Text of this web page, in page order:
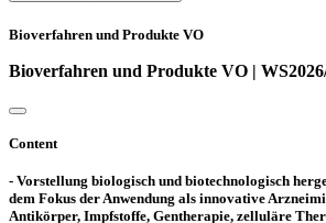
Bioverfahren und Produkte VO
Bioverfahren und Produkte VO |
Content
- Vorstellung biologisch und biotechnologisch
dem Fokus der Anwendung als innovative
Antikörper, Impfstoffe, Gentherapie, zelluläre